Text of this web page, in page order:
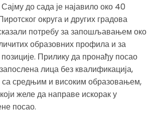
до сада је најавило око 40
округа и других градова
потребу за запошљавањем око
образовних профила и за
Прилику да пронађу посао
лица без квалификација,
са средњим и високим образовањем,
желе да направе искорак у
посао.